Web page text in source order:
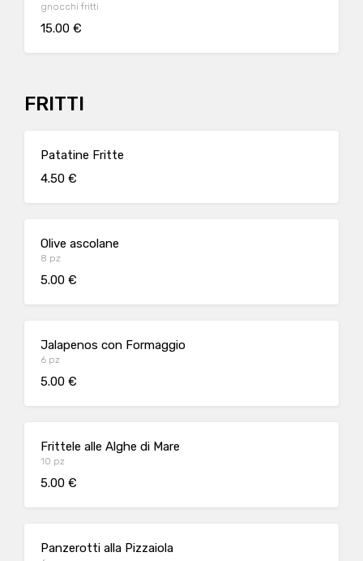
gnocchi fritti
15.00 €
FRITTI
Patatine Fritte
4.50 €
Olive ascolane
8 pz
5.00 €
Jalapenos con Formaggio
6 pz
5.00 €
Frittele alle Alghe di Mare
10 pz
5.00 €
Panzerotti alla Pizzaiola